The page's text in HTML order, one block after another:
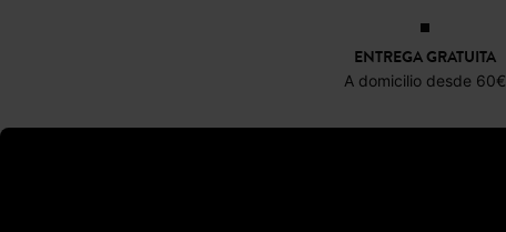
ENTREGA GRATUITA
A domicilio desde 60€